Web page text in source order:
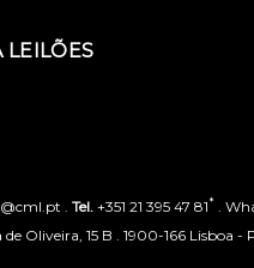
LEILÕES
. Tel. +351 21 395 47 81* .
Oliveira, 15 B . 1900-166 Lisboa -